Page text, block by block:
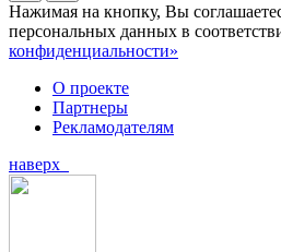
Нажимая на кнопку, Вы
персональных данных в
конфиденциальности»
О проекте
Партнеры
Рекламодателям
наверх